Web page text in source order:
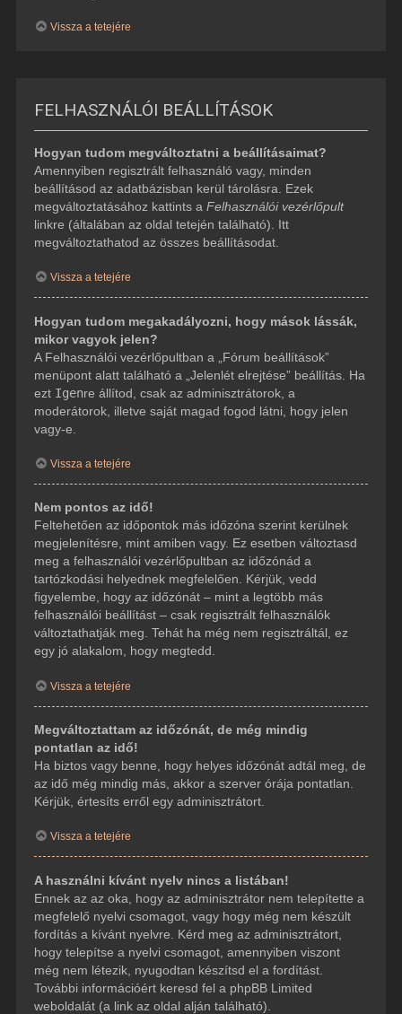
Vissza a tetejére
FELHASZNÁLÓI BEÁLLÍTÁSOK
Hogyan tudom megváltoztatni a beállításaimat?
Amennyiben regisztrált felhasználó vagy, minden
beállításod az adatbázisban kerül tárolásra. Ezek
megváltoztatásához kattints a Felhasználói vezérlőpult
linkre (általában az oldal tetején található). Itt
megváltoztathatod az összes beállításodat.
Vissza a tetejére
Hogyan tudom megakadályozni, hogy mások lássák,
mikor vagyok jelen?
A Felhasználói vezérlőpultban a „Fórum beállítások”
menüpont alatt található a „Jelenlét elrejtése” beállítás. Ha
ezt Igenre állítod, csak az adminisztrátorok, a
moderátorok, illetve saját magad fogod látni, hogy jelen
vagy-e.
Vissza a tetejére
Nem pontos az idő!
Feltehetően az időpontok más időzóna szerint kerülnek
megjelenítésre, mint amiben vagy. Ez esetben változtasd
meg a felhasználói vezérlőpultban az időzónád a
tartózkodási helyednek megfelelően. Kérjük, vedd
figyelembe, hogy az időzónát – mint a legtöbb más
felhasználói beállítást – csak regisztrált felhasználók
változtathatják meg. Tehát ha még nem regisztráltál, ez
egy jó alakalom, hogy megtedd.
Vissza a tetejére
Megváltoztattam az időzónát, de még mindig
pontatlan az idő!
Ha biztos vagy benne, hogy helyes időzónát adtál meg, de
az idő még mindig más, akkor a szerver órája pontatlan.
Kérjük, értesíts erről egy adminisztrátort.
Vissza a tetejére
A használni kívánt nyelv nincs a listában!
Ennek az az oka, hogy az adminisztrátor nem telepítette a
megfelelő nyelvi csomagot, vagy hogy még nem készült
fordítás a kívánt nyelvre. Kérd meg az adminisztrátort,
hogy telepítse a nyelvi csomagot, amennyiben viszont
még nem létezik, nyugodtan készítsd el a fordítást.
További információért keresd fel a phpBB Limited
weboldalát (a link az oldal alján található).